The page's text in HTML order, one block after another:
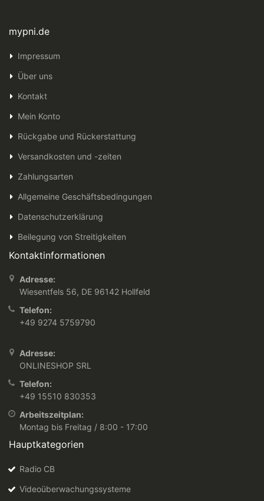
mypni.de
Impressum
Über uns
Kontakt
Mein Konto
Rückgabe und Rückerstattung
Versandkosten und -zeiten
Zahlungsarten
Allgemeine Geschäftsbedingungen
Datenschutzerklärung
Beilegung von Streitigkeiten
Kontaktinformationen
Adresse:
Wiesentfels 56, DE 96142 Hollfeld
Telefon:
+49 9274 5759790
Adresse:
ONLINESHOP SRL
Telefon:
+49 15510 830353
Arbeitszeitplan:
Montag bis Freitag / 8:00 - 17:00
Hauptkategorien
Radio CB
Videoüberwachungssysteme